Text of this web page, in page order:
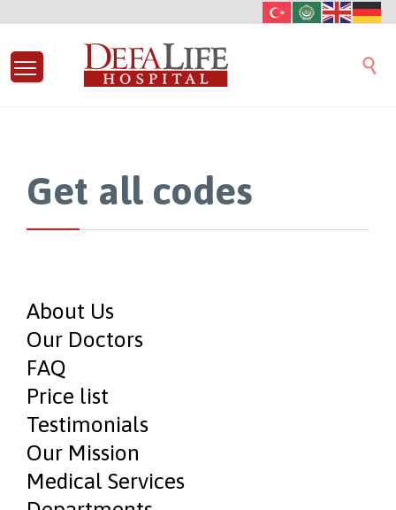

Get all codes
About Us
Our Doctors
FAQ
Price list
Testimonials
Our Mission
Medical Services